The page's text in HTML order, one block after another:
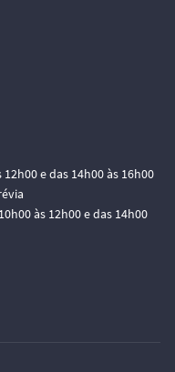
e das 14h00 às 16h00
às 12h00 e das 14h00